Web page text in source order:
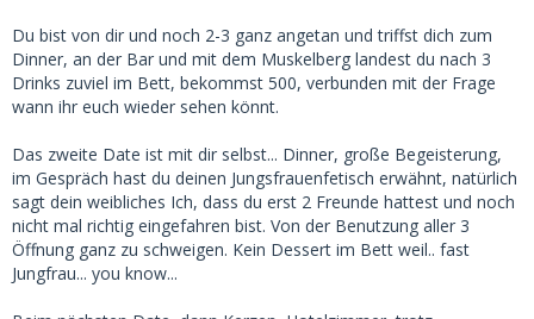
Du bist von dir und noch 2-3 ganz angetan und triffst dich zum
Dinner, an der Bar und mit dem Muskelberg landest du nach 3
Drinks zuviel im Bett, bekommst 500, verbunden mit der Frage
wann ihr euch wieder sehen könnt.
Das zweite Date ist mit dir selbst... Dinner, große Begeisterung,
im Gespräch hast du deinen Jungsfrauenfetisch erwähnt, natürlich
sagt dein weibliches Ich, dass du erst 2 Freunde hattest und noch
nicht mal richtig eingefahren bist. Von der Benutzung aller 3
Öffnung ganz zu schweigen. Kein Dessert im Bett weil.. fast
Jungfrau... you know...